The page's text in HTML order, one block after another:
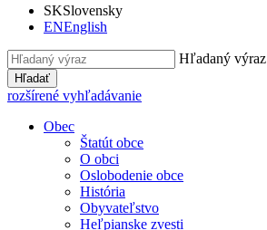
SKSlovensky
ENEnglish
Hľadaný výraz
Hľadať
rozšírené vyhľadávanie
Obec
Štatút obce
O obci
Oslobodenie obce
História
Obyvateľstvo
Heľpianske zvesti